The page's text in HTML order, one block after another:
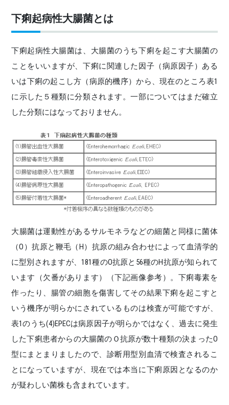
下痢起病性大腸菌とは
下痢起病性大腸菌は、大腸菌のうち下痢を起こす大腸菌の
ことをいいますが、下痢に関連した因子（病原因子）ある
いは下痢の起こし方（病原的機序）から、現在のところ表1
に示した５種類に分類されます。一部についてはまだ確立
した分類にはなっておりません。
大腸菌は運動性があるサルモネラなどの細菌と同様に菌体
（O）抗原と鞭毛（H）抗原の組み合わせによって血清学的
に型別されますが、181種のO抗原と56種のH抗原が知られて
います（欠番があります）（下記画像参考）。下痢毒素を
作ったり、腸管の細胞を傷害してその結果下痢を起こすと
いう機序が明らかにされているものは検査が可能ですが、
表1のうち(4)EPECは病原因子が明らかではなく、過去に発生
した下痢患者からの大腸菌のＯ抗原が数十種類の決まったO
型にまとまりましたので、診断用型別血清で検査されるこ
とになっていますが、現在では本当に下痢原因となるのか
が疑わしい菌株も含まれています。